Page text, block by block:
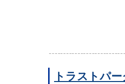
トラストパ